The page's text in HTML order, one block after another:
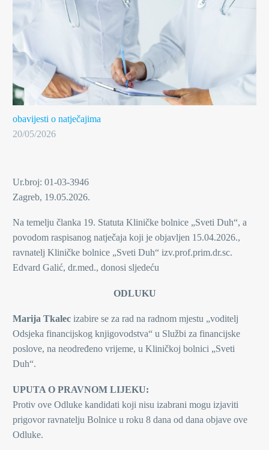
obavijesti o natječajima
20/05/2026
Ur.broj: 01-03-3946
Zagreb, 19.05.2026.
Na temelju članka 19. Statuta Kliničke bolnice „Sveti Duh“, a
povodom raspisanog natječaja koji je objavljen 15.04.2026.,
ravnatelj Kliničke bolnice „Sveti Duh“ izv.prof.prim.dr.sc.
Edvard Galić, dr.med., donosi sljedeću
ODLUKU
Marija Tkalec izabire se za rad na radnom mjestu „voditelj
Odsjeka financijskog knjigovodstva“ u Službi za financijske
poslove, na neodređeno vrijeme, u Kliničkoj bolnici „Sveti
Duh“.
UPUTA O PRAVNOM LIJEKU:
Protiv ove Odluke kandidati koji nisu izabrani mogu izjaviti
prigovor ravnatelju Bolnice u roku 8 dana od dana objave ove
Odluke.